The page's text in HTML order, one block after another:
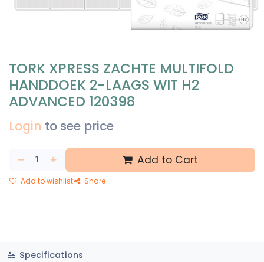
TORK XPRESS ZACHTE MULTIFOLD
HANDDOEK 2-LAAGS WIT H2
ADVANCED 120398
Login to see price
Add to Cart
Add to wishlist Share
Specifications